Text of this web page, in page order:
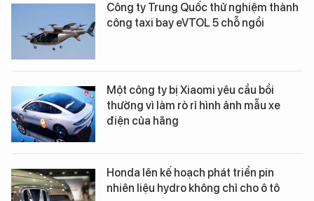
Công ty Trung Quốc thử nghiệm thành
công taxi bay eVTOL 5 chỗ ngồi
Một công ty bị Xiaomi yêu cầu bồi
thường vì làm rò rỉ hình ảnh mẫu xe
điện của hãng
Honda lên kế hoạch phát triển pin
nhiên liệu hydro không chỉ cho ô tô